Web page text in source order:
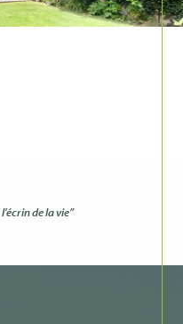
l'écrin de la vie”